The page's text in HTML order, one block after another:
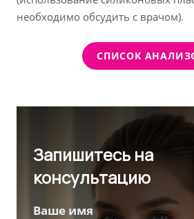
необходимо обсудить с врачом).
СПИСОК
Запишитесь на
консультацию
Ваше имя